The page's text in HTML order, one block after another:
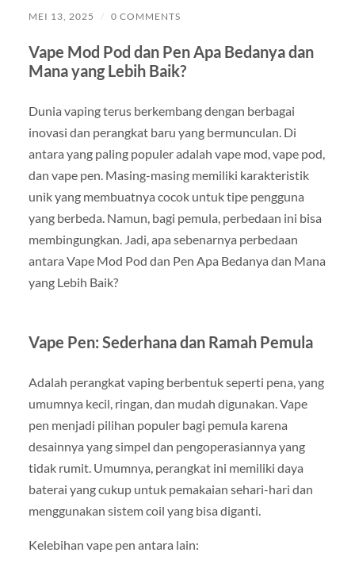
MEI 13, 2025 / 0 COMMENTS
Vape Mod Pod dan Pen Apa Bedanya dan
Mana yang Lebih Baik?
Dunia vaping terus berkembang dengan berbagai
inovasi dan perangkat baru yang bermunculan. Di
antara yang paling populer adalah vape mod, vape pod,
dan vape pen. Masing-masing memiliki karakteristik
unik yang membuatnya cocok untuk tipe pengguna
yang berbeda. Namun, bagi pemula, perbedaan ini bisa
membingungkan. Jadi, apa sebenarnya perbedaan
antara Vape Mod Pod dan Pen Apa Bedanya dan Mana
yang Lebih Baik?
Vape Pen: Sederhana dan Ramah Pemula
Adalah perangkat vaping berbentuk seperti pena, yang
umumnya kecil, ringan, dan mudah digunakan. Vape
pen menjadi pilihan populer bagi pemula karena
desainnya yang simpel dan pengoperasiannya yang
tidak rumit. Umumnya, perangkat ini memiliki daya
baterai yang cukup untuk pemakaian sehari-hari dan
menggunakan sistem coil yang bisa diganti.
Kelebihan vape pen antara lain: